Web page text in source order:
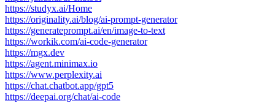
https://studyx.ai/Home
https://originality.ai/blog/ai-prompt-generator
https://generateprompt.ai/en/image-to-text
https://workik.com/ai-code-generator
https://mgx.dev
https://agent.minimax.io
https://www.perplexity.ai
https://chat.chatbot.app/gpt5
https://deepai.org/chat/ai-code